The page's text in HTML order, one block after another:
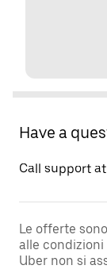
Have a
Call support at
Le offerte
alle
Uber non si